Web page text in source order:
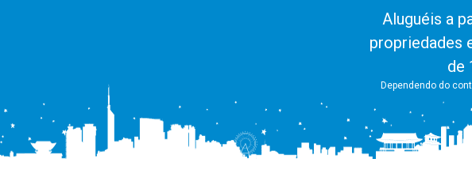
Aluguéis a
propriedades
de
Dependendo do